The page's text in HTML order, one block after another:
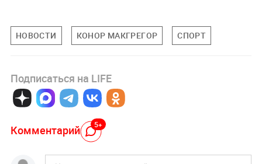
НОВОСТИ КОНОР МАКГРЕГОР СПОРТ
Подписаться на LIFE
Комментарий 5+